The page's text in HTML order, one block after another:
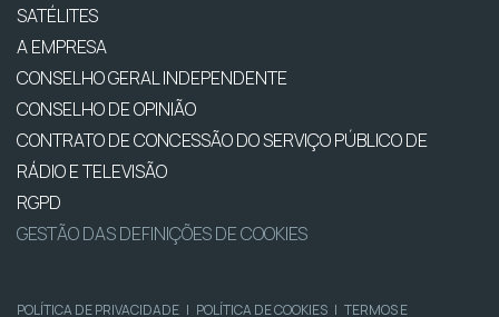
SATÉLITES
A EMPRESA
CONSELHO GERAL INDEPENDENTE
CONSELHO DE OPINIÃO
CONTRATO DE CONCESSÃO DO SERVIÇO PÚBLICO DE
RÁDIO E TELEVISÃO
RGPD
GESTÃO DAS DEFINIÇÕES DE COOKIES
POLÍTICA DE PRIVACIDADE | POLÍTICA DE COOKIES | TERMOS E